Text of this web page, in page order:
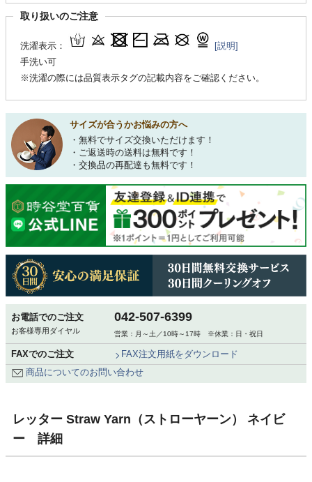
取り扱いのご注意
洗濯表示：
[説明]
手洗い可
※洗濯の際には品質表示タグの記載内容をご確認ください。
サイズが合うかお悩みの方へ
・無料でサイズ交換いただけます！
・ご返送時の送料は無料です！
・交換品の再配達も無料です！
お電話でのご注文
お客様専用ダイヤル
042-507-6399
営業：月～土／10時～17時 ※休業：日・祝日
FAXでのご注文
FAX注文用紙をダウンロード
商品についてのお問い合わせ
レッター Straw Yarn（ストローヤーン） ネイビ
ー 詳細